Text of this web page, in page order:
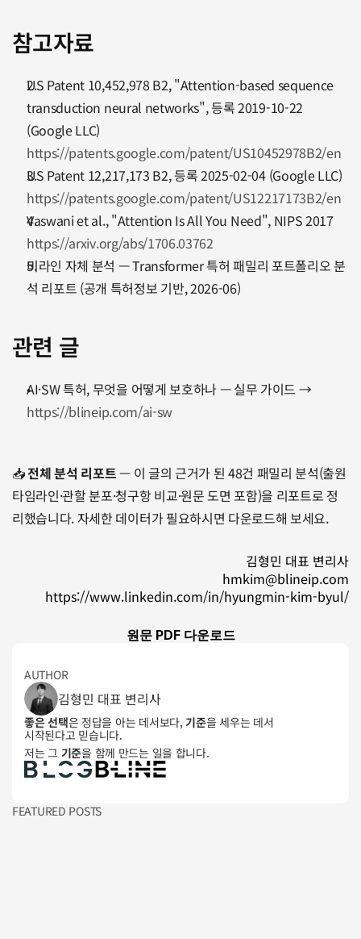
참고자료
US Patent 10,452,978 B2, "Attention-based sequence
transduction neural networks", 등록 2019-10-22
(Google LLC)
https://patents.google.com/patent/US10452978B2/en
US Patent 12,217,173 B2, 등록 2025-02-04 (Google LLC)
https://patents.google.com/patent/US12217173B2/en
Vaswani et al., "Attention Is All You Need", NIPS 2017
https://arxiv.org/abs/1706.03762
비라인 자체 분석 — Transformer 특허 패밀리 포트폴리오 분
석 리포트 (공개 특허정보 기반, 2026-06)
관련 글
https://blineip.com/ai-sw
📥 전체 분석 리포트 — 이 글의 근거가 된 48건 패밀리 분석(출원
타임라인·관할 분포·청구항 비교·원문 도면 포함)을 리포트로 정
리했습니다. 자세한 데이터가 필요하시면 다운로드해 보세요.
원문 PDF 다운로드
김형민 대표 변리사
hmkim@blineip.com
https://www.linkedin.com/in/hyungmin-kim-byul/
AUTHOR
김형민 대표 변리사
좋은 선택은 정답을 아는 데서보다, 기준을 세우는 데서
시작된다고 믿습니다.
저는 그 기준을 함께 만드는 일을 합니다.
FEATURED POSTS